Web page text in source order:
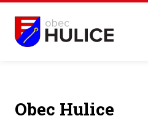
Obec Hulice